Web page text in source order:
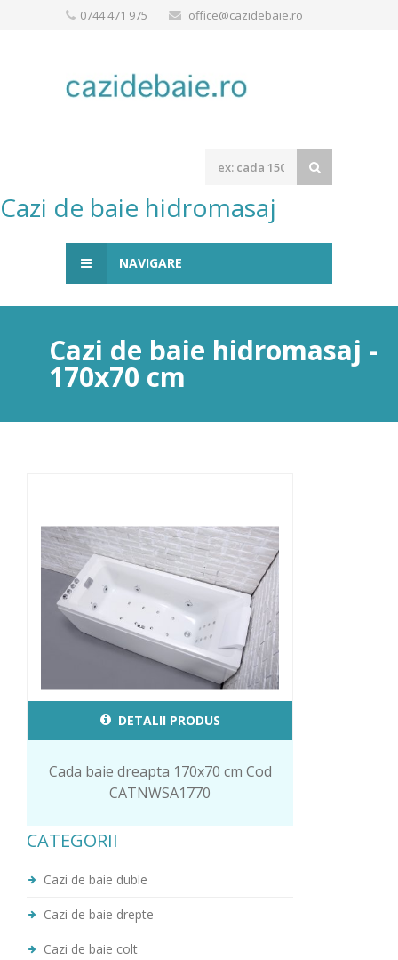
0744 471 975 office@cazidebaie.ro
Cazi de baie hidromasaj
NAVIGARE
Cazi de baie hidromasaj -
170x70 cm
DETALII PRODUS
Cada baie dreapta 170x70 cm Cod
CATNWSA1770
CATEGORII
Cazi de baie duble
Cazi de baie drepte
Cazi de baie colt